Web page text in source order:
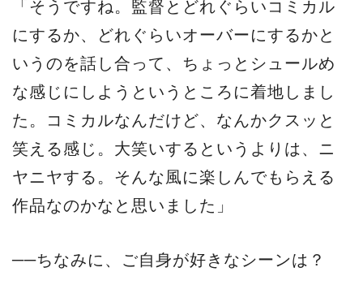
「そうですね。監督とどれぐらいコミカル
にするか、どれぐらいオーバーにするかと
いうのを話し合って、ちょっとシュールめ
な感じにしようというところに着地しまし
た。コミカルなんだけど、なんかクスッと
笑える感じ。大笑いするというよりは、ニ
ヤニヤする。そんな風に楽しんでもらえる
作品なのかなと思いました」
──ちなみに、ご自身が好きなシーンは？